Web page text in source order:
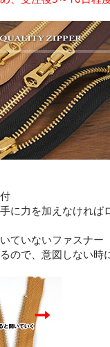
に力を加えなければ
ていないファスナ
ので、意図しない時